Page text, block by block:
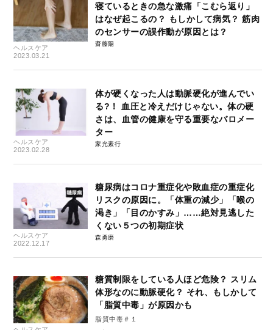
ヘルスケア
2023.03.21
寝ているときの急な激痛「こむら返り」
はなぜ起こるの？ もしかして病気？ 筋肉
のセンサーの誤作動が原因とは？
齋藤陽
ヘルスケア
2023.02.28
体が硬くなった人は動脈硬化が進んでい
る?！ 血圧と冷えだけじゃない。体の硬
さは、血管の健康を守る重要なバロメー
ター
家光素行
ヘルスケア
2022.12.17
糖尿病はコロナ重症化や敗血症の重症化
リスクの原因に。「体重の減少」「喉の
渇き」「目のかすみ」……絶対見逃した
くない５つの初期症状
森勇磨
糖質制限をしている人ほど危険？ スリム
体形なのに動脈硬化？ それ、もしかして
「脂質中毒」が原因かも
脂質中毒＃１